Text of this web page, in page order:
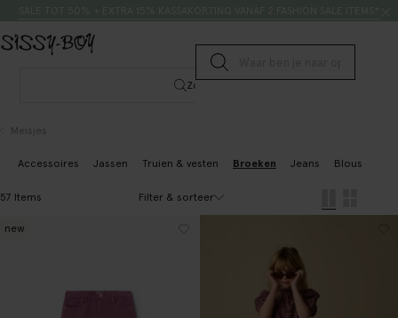
Submit search
Zoeken
Meisjes
Accessoires Jassen Truien & vesten Broeken Jeans Blouses &
57 Items Filter & sorteer
new